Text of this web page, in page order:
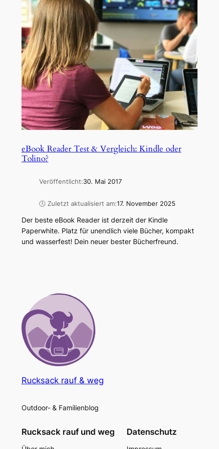
eBook Reader Test & Vergleich: Kindle oder
Tolino?
Veröffentlicht:30. Mai 2017
🕓 Zuletzt aktualisiert am:17. November 2025
Der beste eBook Reader ist derzeit der Kindle
Paperwhite. Platz für unendlich viele Bücher, kompakt
und wasserfest! Dein neuer bester Bücherfreund.
Rucksack rauf & weg
Outdoor- & Familienblog
Rucksack rauf und weg Datenschutz